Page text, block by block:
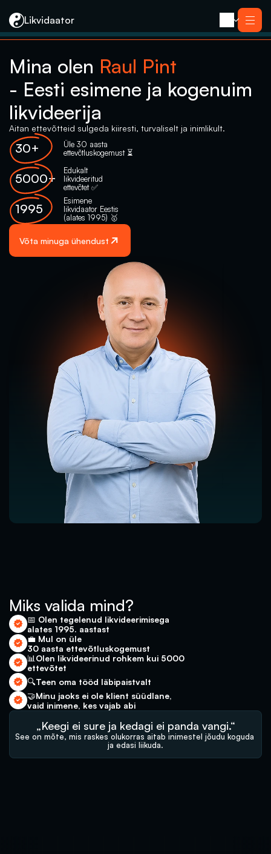
Likvidaator
Teenused
Likvideerimine koos müügiga
Likvideerimine
Pankrotimenetlus
E-residendi ettevõtte sulgemine
Kontakt
Mina olen Raul Pint
- Eesti esimene ja kogenuim
likvideerija
Aitan ettevõtteid sulgeda kiiresti, turvaliselt ja inimlikult.
30+
Üle 30 aasta
ettevõtluskogemust ⏳
5000+
Edukalt
likvideeritud
ettevõtet️ ✅
1995
Esimene
likvidaator Eestis
(alates 1995) 🥇
Võta minuga ühendust
Miks valida mind?
📅 Olen tegelenud likvideerimisega
alates 1995. aastast
💼 Mul on üle
30 aasta ettevõtluskogemust
📊Olen likvideerinud rohkem kui 5000
ettevõtet
🔍Teen oma tööd läbipaistvalt
🤝Minu jaoks ei ole klient süüdlane,
vaid inimene, kes vajab abi
„Keegi ei sure ja kedagi ei panda vangi.“
See on mõte, mis raskes olukorras aitab inimestel jõudu koguda
ja edasi liikuda.